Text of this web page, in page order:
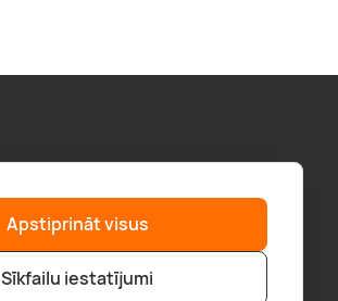
Apstiprināt visus
Sīkfailu iestatījumi
“GERA DOVANA” GRUPA
geradovana.lt